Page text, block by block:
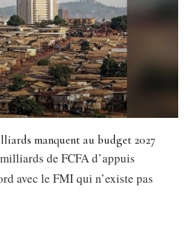
manquent au budget 2027
de FCFA d’appuis
avec le FMI qui n’existe pas